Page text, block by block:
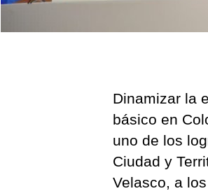
Dinamizar la
básico en
uno de los
Ciudad y
Velasco, a